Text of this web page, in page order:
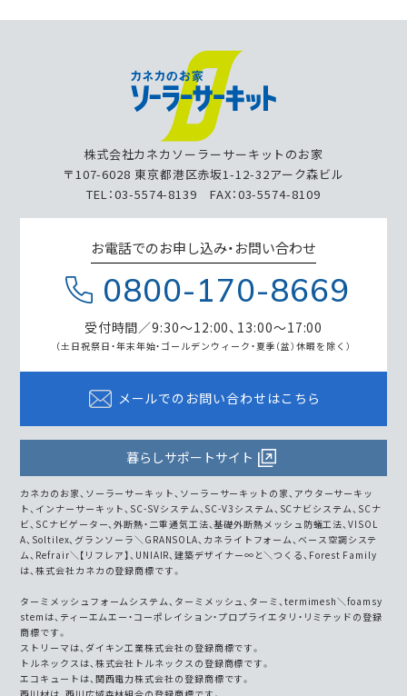
株式会社カネカソーラーサーキットのお家
〒107-6028 東京都港区赤坂1-12-32アーク森ビル
TEL：03-5574-8139 FAX：03-5574-8109
お電話でのお申し込み・お問い合わせ
0800-170-8669
受付時間／9:30～12:00、13:00～17:00
（土日祝祭日・年末年始・ゴールデンウィーク・夏季（盆）休暇を除く）
メールでのお問い合わせはこちら
暮らしサポートサイト
カネカのお家、ソーラーサーキット、ソーラーサーキットの家、アウターサーキッ
ト、インナーサーキット、SC-SVシステム、SC-V3システム、SCナビシステム、SCナ
ビ、SCナビゲーター、外断熱・二重通気工法、基礎外断熱メッシュ防蟻工法、VISOL
A、Soltilex、グランソーラ＼GRANSOLA、カネライトフォーム、ベース空調システ
ム、Refrair＼【リフレア】、UNIAIR、建築デザイナー∞と＼つくる、Forest Family
は、株式会社カネカの登録商標です。
ターミメッシュフォームシステム、ターミメッシュ、ターミ、termimesh＼foamsy
stemは、ティーエムエー・コーポレイション・プロプライエタリ・リミテッドの登録
商標です。
ストリーマは、ダイキン工業株式会社の登録商標です。
トルネックスは、株式会社トルネックスの登録商標です。
エコキュートは、関西電力株式会社の登録商標です。